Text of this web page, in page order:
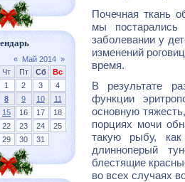
« Май 2014 »
Чт Пт Сб
Вс
1
2 3
4
8 9 10
11
15 16 17
18
22 23 24
25
29 30 31
Почечная ткань
мы постарались
заболевании у
изменений
время.
В результате
функции
основную
порциях мочи
такую рыбу,
длинноперый
блестящие
во всех случаях